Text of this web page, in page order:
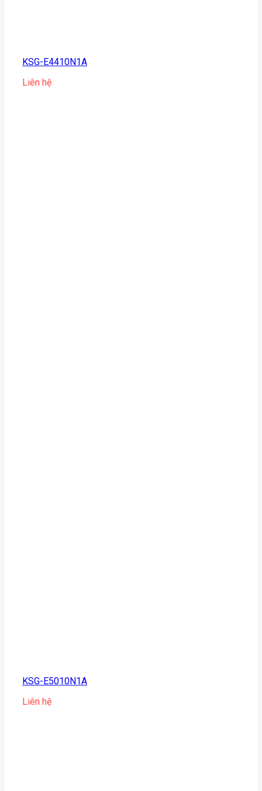
KSG-E4410N1A
Liên hệ
KSG-E5010N1A
Liên hệ